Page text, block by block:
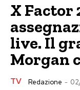
X Factor
live. Il
Morgan
TV Redazione -